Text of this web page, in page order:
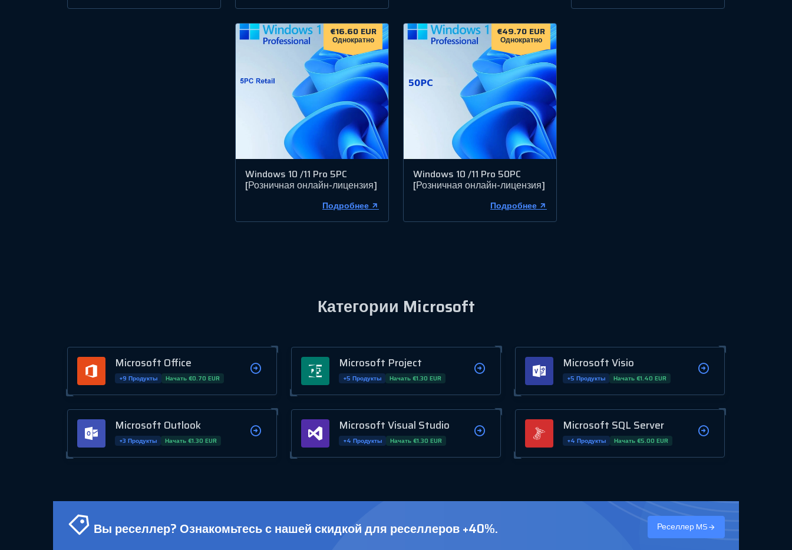
€16.60 EUR
Однократно
Windows 10 /11 Pro 5PC
[Розничная онлайн-лицензия]
Подробнее
€49.70 EUR
Однократно
Windows 10 /11 Pro 50PC
[Розничная онлайн-лицензия]
Подробнее
Категории Microsoft
Microsoft Office
+9 Продукты Начать €0.70 EUR
Microsoft Project
+5 Продукты Начать €1.30 EUR
Microsoft Visio
+5 Продукты Начать €1.40 EUR
Microsoft Outlook
+3 Продукты Начать €1.30 EUR
Microsoft Visual Studio
+4 Продукты Начать €1.30 EUR
Microsoft SQL Server
+4 Продукты Начать €5.00 EUR
Вы реселлер? Ознакомьтесь с нашей скидкой для реселлеров +40%. Реселлер MS